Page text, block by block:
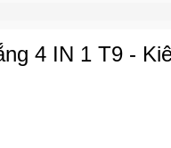
4 IN 1 T9 -